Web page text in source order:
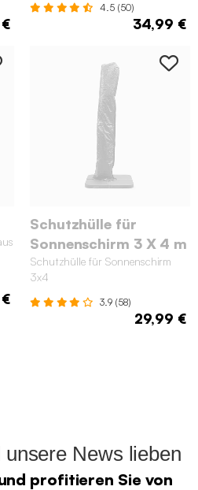
4.5 (50)
34,99 €
Schutzhülle für
Sonnenschirm 3 X 4 m
Schutzhülle für Sonnenschirm
3x4
3.9 (58)
29,99 €
News lieben
profitieren Sie von